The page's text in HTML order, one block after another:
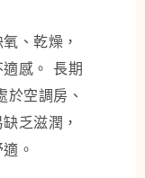
、乾燥，
感。 長期
空調房、
乏滋潤，
。